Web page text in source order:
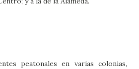
peatonales en varias colonias,